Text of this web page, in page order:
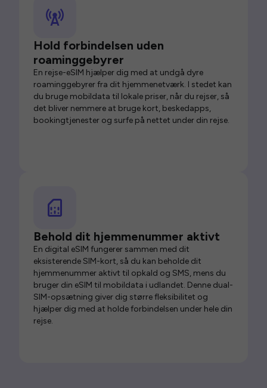
Hold forbindelsen uden
roaminggebyrer
En rejse-eSIM hjælper dig med at undgå dyre
roaminggebyrer fra dit hjemmenetværk. I stedet kan
du bruge mobildata til lokale priser, når du rejser, så
det bliver nemmere at bruge kort, beskedapps,
bookingtjenester og surfe på nettet under din rejse.
Behold dit hjemmenummer aktivt
En digital eSIM fungerer sammen med dit
eksisterende SIM-kort, så du kan beholde dit
hjemmenummer aktivt til opkald og SMS, mens du
bruger din eSIM til mobildata i udlandet. Denne dual-
SIM-opsætning giver dig større fleksibilitet og
hjælper dig med at holde forbindelsen under hele din
rejse.